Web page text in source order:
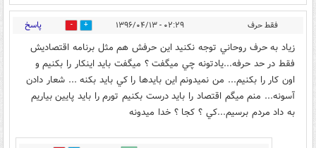
فقط حرف ۰۲:۲۹ - ۱۳۹۶/۰۴/۱۳ 53 پاسخ
زياد به حرف روحاني توجه نكنيد اين حرفش هم مثل برنامه اقتصاديش
فقط در حد حرفه...يادتونه چي ميگفت ؟ ميگفت بايد اينكار را بكنيم و
اون كار را بكنيم... من نميدونم اين بايدها را كي بايد بكنه ... شعار دادن
آسونه... منم ميگم اقتصاد را بايد درست بكنيم تورم را بايد پايين بياريم
به داد مردم برسيم...كي ؟ كجا ؟ خدا ميدونه